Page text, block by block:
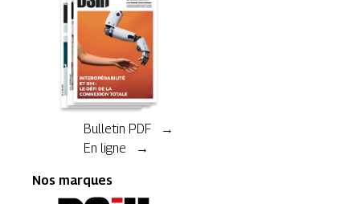
Bulletin PDF →
En ligne →
Nos marques